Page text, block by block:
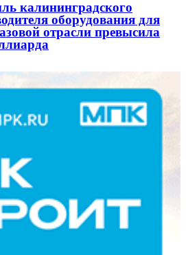
калининградского
оборудования для
отрасли превысила